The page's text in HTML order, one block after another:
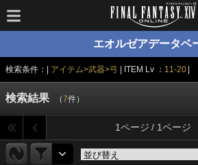
エオルゼアデータベ
検索条件：| アイテム>武器>弓 | ITEM Lv ： 11-20|
検索結果 （7件）
1ページ / 1ページ